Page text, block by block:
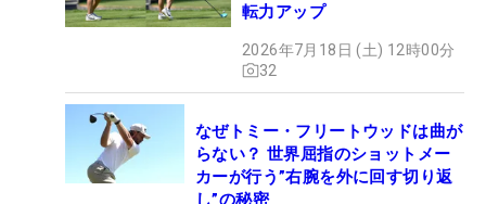
転力アップ
2026年7月18日 (土) 12時00分
32
なぜトミー・フリートウッドは曲が
らない？ 世界屈指のショットメー
カーが行う”右腕を外に回す切り返
し”の秘密